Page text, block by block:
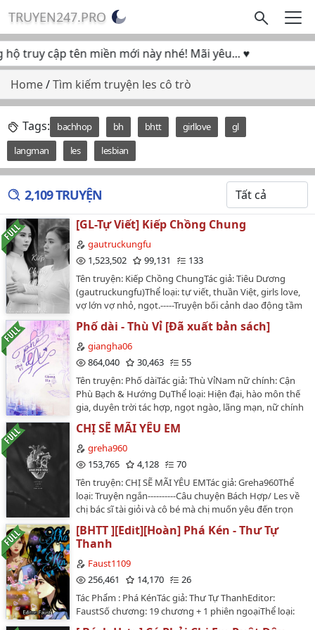
TRUYEN247.PRO
cập tên miền mới này nhé! Mãi yêu... ♥
Home/Tìm kiếm truyện les cô trò
Tags: bachhop bh bhtt girllove
gl
langman
les lesbian
2,109 TRUYỆN
[GL-Tự Viết] Kiếp Chồng Chung
gautruckungfu
1,523,502
99,131
133
Tên truyện: Kiếp Chồng ChungTác giả: Tiêu Dương
(gautruckungfu)Thể loại: tự viết, thuần Việt, girls love,
vợ lớn vợ nhỏ, ngọt.-----Truyện bối cảnh dao động tầm
cỡ khoảng 1940 trở đi của miền Tây Nam Bộ Việt Nam,
truyện tự viết tự đọc nên tiến độ ra chương rất chậm.
Cảm phiền ai có lỡ đọc thì xin hay thông cảm, tác giả
cũng có công việc riêng và những thứ khác nữa. Nhiều
giả để giải tỏa nỗi lòng😬 Nêu bạn có góp ý về truyện
thì xin bạn hãy góp ý một cách nhẹ nhàng và lịch sự,
tui chân thành đón nhận❤…
Phố dài - Thù Vỉ [Đã xuất bản sách]
giangha06
864,040
30,463
55
Tên truyện: Phố dàiTác giả: Thù VỉNam nữ chính: Cận
Phù Bạch & Hướng DụThể loại: Hiện đại, hào môn thế
gia, duyên trời tác hợp, ngọt ngào, lãng mạn, nữ chính
gia cảnh bình thường.Người dịch: Giang HạTình trạng:
Đã hoàn thànhP/s: Truyện mình dịch chỉ được đăng
duy nhất ở trên wattpad và wordpress của mình.
Mong các bạn không reup và chuyển ver dưới bất cứ
bạn cân nhắc trước khi nhảy hố nhé. Cảm ơn các bạn
rất nhiều!…
CHỊ SẼ MÃI YÊU EM
greha960
153,765
4,128
70
Tên truyện: CHỊ SẼ MÃI YÊU EMTác giả: Greha960Thể
loại: Truyện ngắn----------Câu chuyện Bách Hợp/ Les về
chị bác sĩ tài giỏi và cô bé mà chị muốn yêu đến trọn
thoát. - Truyện phục vụ cộng đồng, người ngoài không
hiểu, vui lòng thoát.…
[BHTT ][Edit][Hoàn] Phá Kén - Thư Tự
Thanh
Faust1109
256,461
14,170
26
Tác Phẩm : Phá KénTác giả: Thư Tự ThanhEditor:
FaustSố chương: 19 chương + 1 phiên ngoạiThể loại:
Bách hợp, Hiện đại, Ngược luyến tình thâm, Đô thị tình